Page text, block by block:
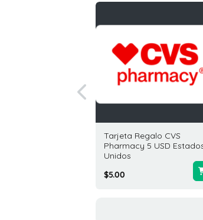
Tarjeta Regalo CVS
Pharmacy 5 USD
Unidos
$5.00